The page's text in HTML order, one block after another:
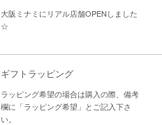
大阪ミナミにリアル店舗OPENしました
☆
ギフトラッピング
ラッピング希望の場合は購入の際、備考
欄に「ラッピング希望」とご記入下さ
い。